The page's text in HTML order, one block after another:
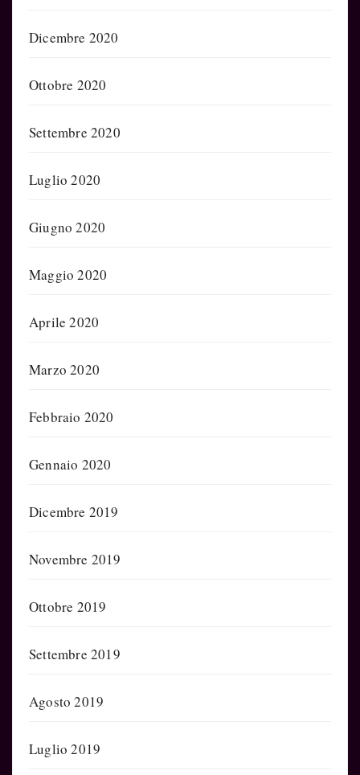
Dicembre 2020
Ottobre 2020
Settembre 2020
Luglio 2020
Giugno 2020
Maggio 2020
Aprile 2020
Marzo 2020
Febbraio 2020
Gennaio 2020
Dicembre 2019
Novembre 2019
Ottobre 2019
Settembre 2019
Agosto 2019
Luglio 2019